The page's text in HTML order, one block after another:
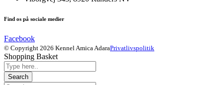
Find os på sociale medier
Facebook
© Copyright 2026 Kennel Amica AdaraPrivatlivspolitik
Shopping Basket